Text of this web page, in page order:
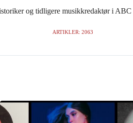
og tidligere musikkredaktør i ABC
ARTIKLER: 2063